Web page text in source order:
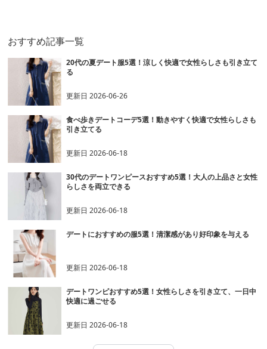
おすすめ記事一覧
20代の夏デート服5選！涼しく快適で女性らしさも引き立て
る
更新日2026-06-26
食べ歩きデートコーデ5選！動きやすく快適で女性らしさも
引き立てる
更新日2026-06-18
30代のデートワンピースおすすめ5選！大人の上品さと女性
らしさを両立できる
更新日2026-06-18
デートにおすすめの服5選！清潔感があり好印象を与える
更新日2026-06-18
デートワンピおすすめ5選！女性らしさを引き立て、一日中
快適に過ごせる
更新日2026-06-18